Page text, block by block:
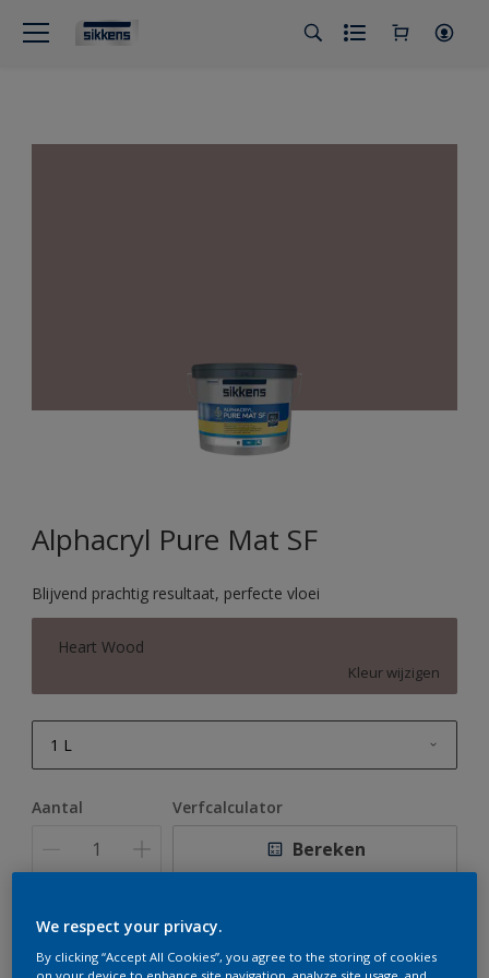
Alphacryl Pure Mat SF
Blijvend prachtig resultaat, perfecte vloei
Heart Wood
Kleur wijzigen
1 L
Aantal Verfcalculator
Bereken
Op dit moment is het niet mogelijk dit product online
te bestellen. Houd de website in de gaten, we werken
We respect your privacy.
By clicking “Accept All Cookies”, you agree to the storing of cookies
on your device to enhance site navigation, analyze site usage, and